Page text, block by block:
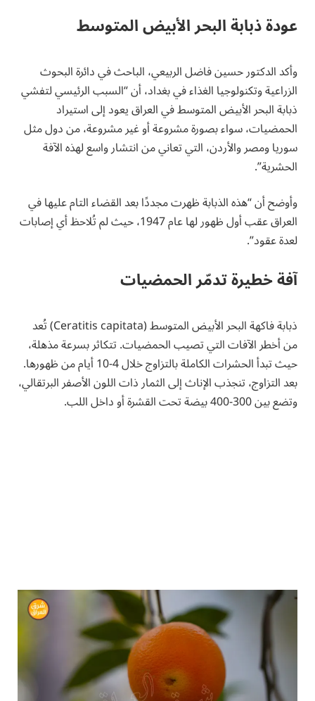
عودة ذبابة البحر الأبيض المتوسط
وأكد الدكتور حسين فاضل الربيعي، الباحث في دائرة البحوث
الزراعية وتكنولوجيا الغذاء في بغداد، أن “السبب الرئيسي لتفشي
ذبابة البحر الأبيض المتوسط في العراق يعود إلى استيراد
الحمضيات، سواء بصورة مشروعة أو غير مشروعة، من دول مثل
سوريا ومصر والأردن، التي تعاني من انتشار واسع لهذه الآفة
الحشرية”.
وأوضح أن “هذه الذبابة ظهرت مجددًا بعد القضاء التام عليها في
العراق عقب أول ظهور لها عام 1947، حيث لم تُلاحظ أي إصابات
لعدة عقود”.
آفة خطيرة تدمّر الحمضيات
ذبابة فاكهة البحر الأبيض المتوسط (Ceratitis capitata) تُعد
من أخطر الآفات التي تصيب الحمضيات. تتكاثر بسرعة مذهلة،
حيث تبدأ الحشرات الكاملة بالتزاوج خلال 4-10 أيام من ظهورها.
بعد التزاوج، تنجذب الإناث إلى الثمار ذات اللون الأصفر البرتقالي،
وتضع بين 300-400 بيضة تحت القشرة أو داخل اللب.